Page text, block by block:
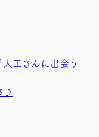
工さんに出会う
♪